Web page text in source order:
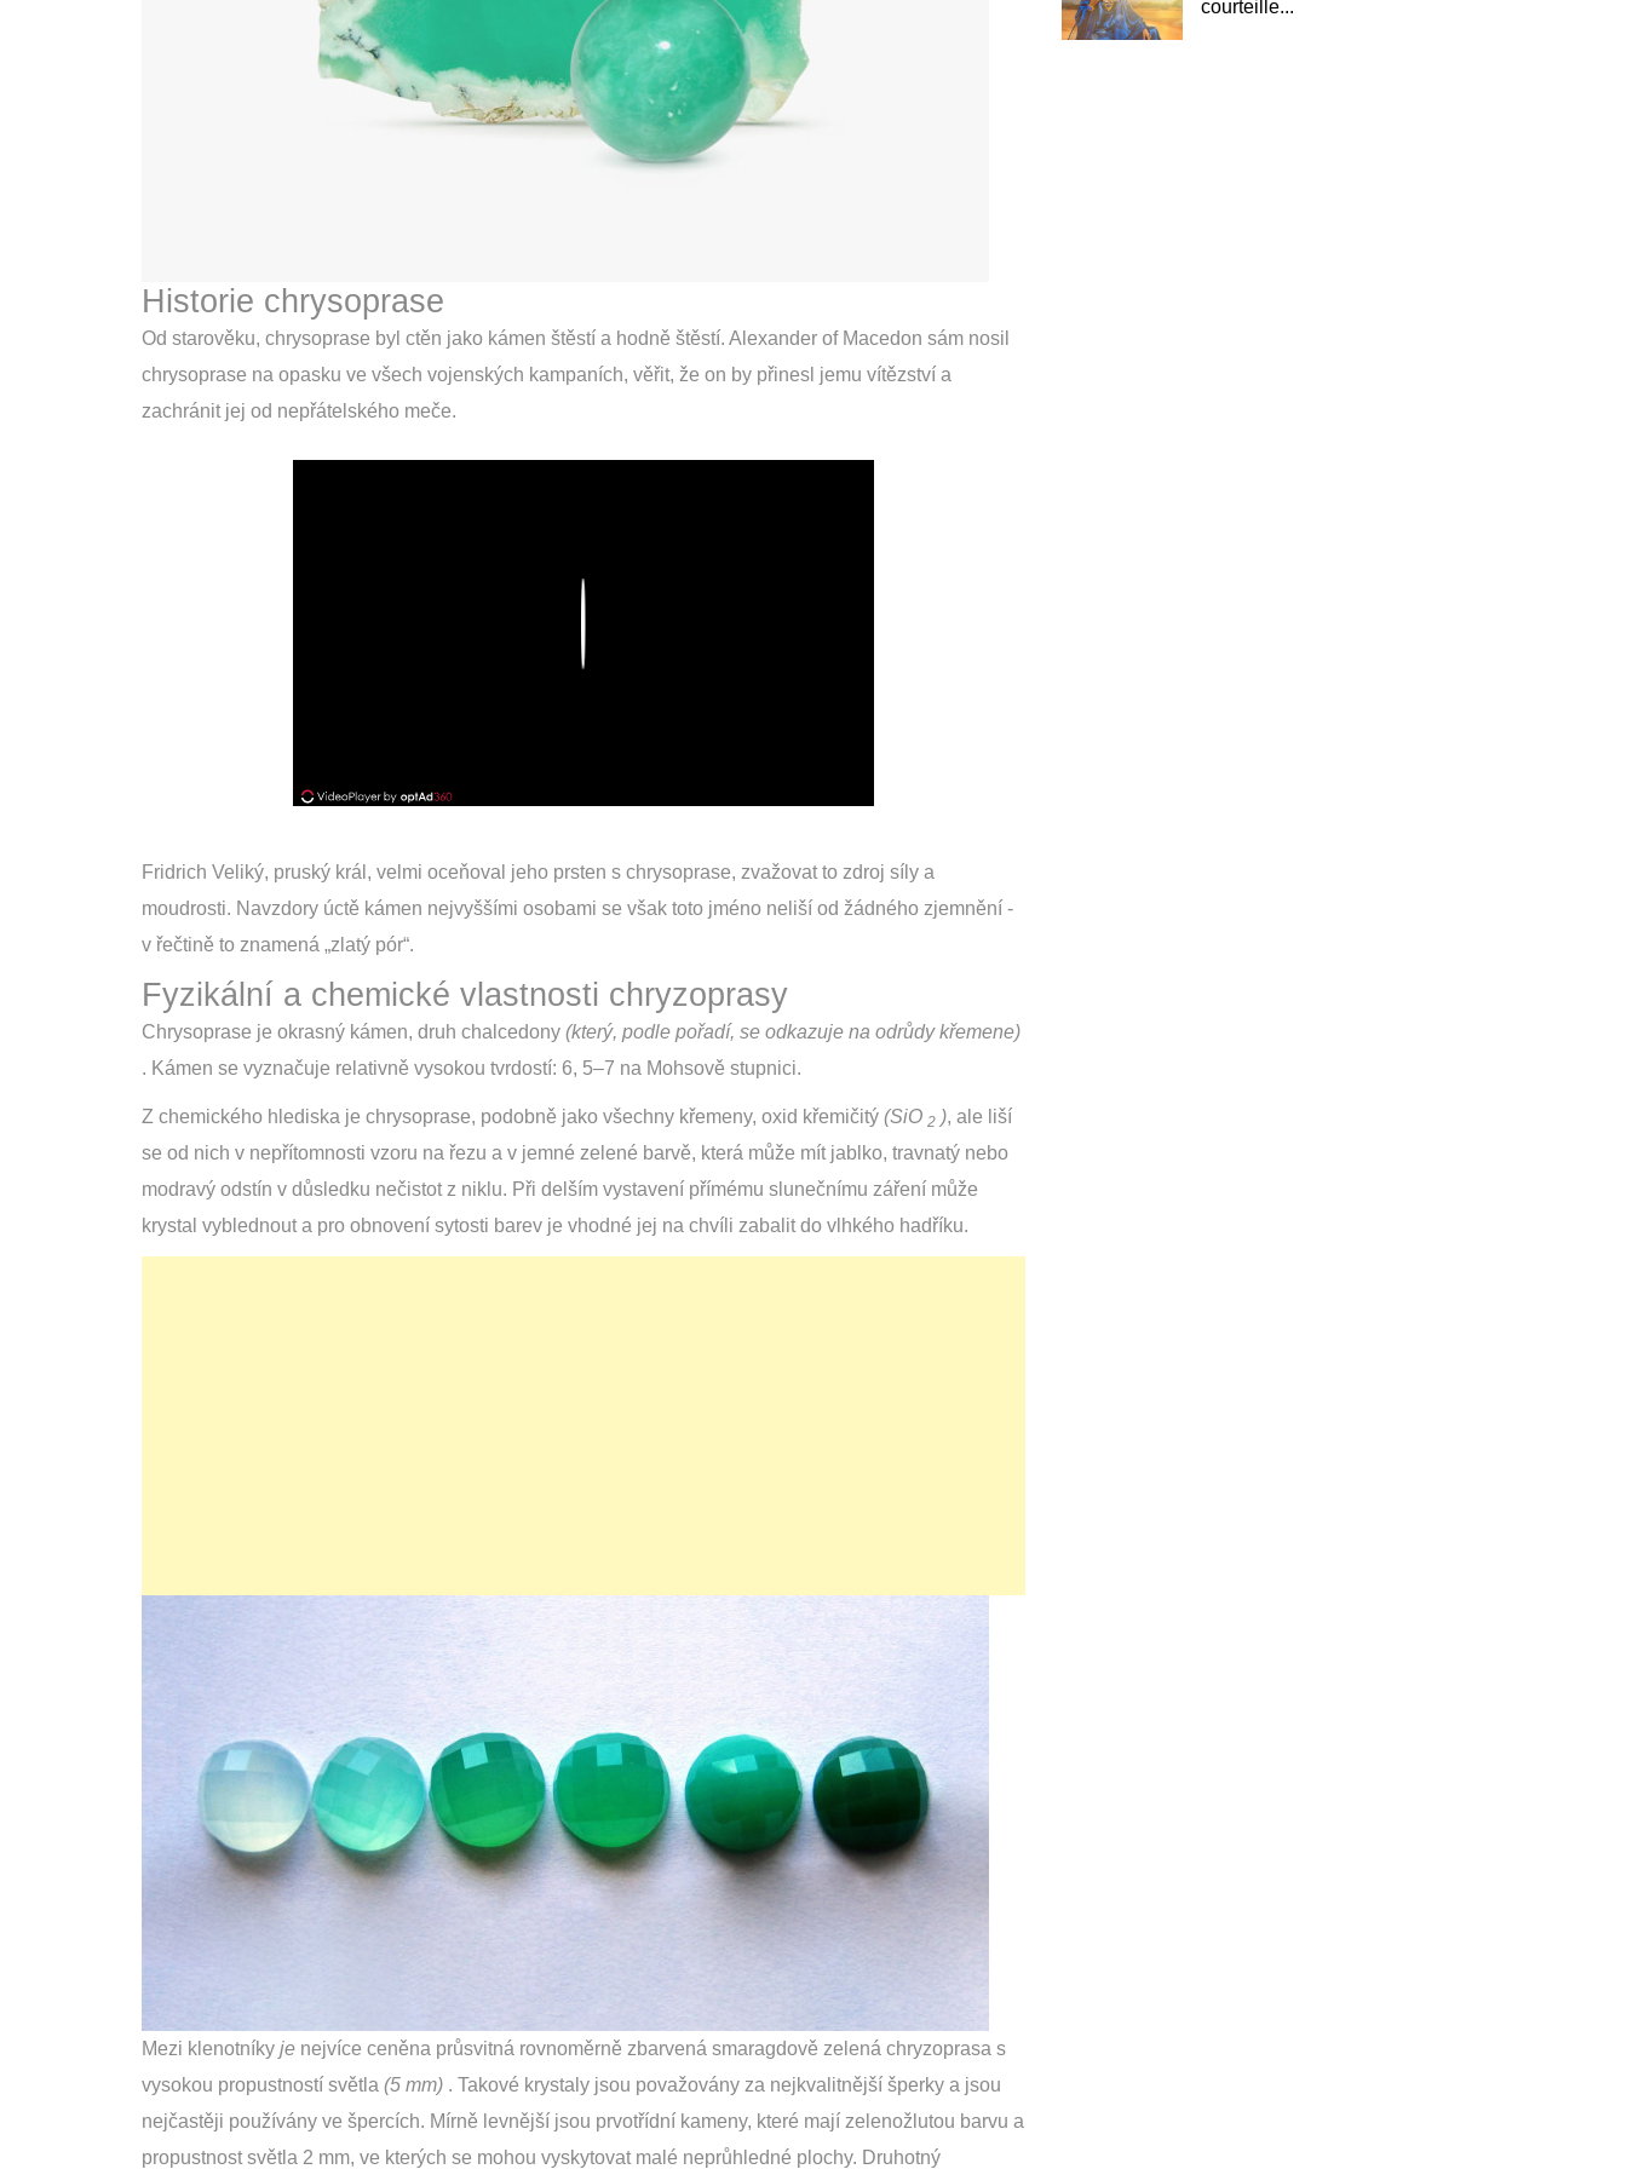
Historie chrysoprase
Od starověku, chrysoprase byl ctěn jako kámen štěstí a hodně štěstí. Alexander of Macedon sám nosil
chrysoprase na opasku ve všech vojenských kampaních, věřit, že on by přinesl jemu vítězství a
zachránit jej od nepřátelského meče.
Fridrich Veliký, pruský král, velmi oceňoval jeho prsten s chrysoprase, zvažovat to zdroj síly a
moudrosti. Navzdory úctě kámen nejvyššími osobami se však toto jméno neliší od žádného zjemnění -
v řečtině to znamená „zlatý pór“.
Fyzikální a chemické vlastnosti chryzoprasy
Chrysoprase je okrasný kámen, druh chalcedony (který, podle pořadí, se odkazuje na odrůdy křemene)
. Kámen se vyznačuje relativně vysokou tvrdostí: 6, 5–7 na Mohsově stupnici.
Z chemického hlediska je chrysoprase, podobně jako všechny křemeny, oxid křemičitý (SiO 2 ), ale liší
se od nich v nepřítomnosti vzoru na řezu a v jemné zelené barvě, která může mít jablko, travnatý nebo
modravý odstín v důsledku nečistot z niklu. Při delším vystavení přímému slunečnímu záření může
krystal vyblednout a pro obnovení sytosti barev je vhodné jej na chvíli zabalit do vlhkého hadříku.
Mezi klenotníky je nejvíce ceněna průsvitná rovnoměrně zbarvená smaragdově zelená chryzoprasa s
vysokou propustností světla (5 mm) . Takové krystaly jsou považovány za nejkvalitnější šperky a jsou
nejčastěji používány ve špercích. Mírně levnější jsou prvotřídní kameny, které mají zelenožlutou barvu a
propustnost světla 2 mm, ve kterých se mohou vyskytovat malé neprůhledné plochy. Druhotný
courteille...